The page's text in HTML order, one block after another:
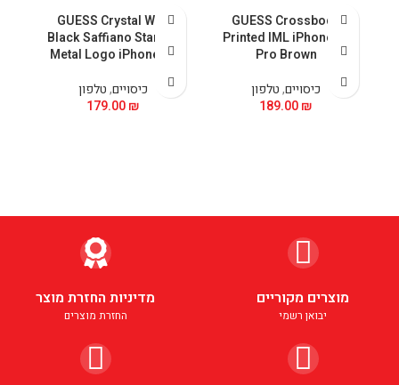
GUESS Crossbody
Printed IML iPhone 15
Pro Brown
כיסויים,טלפון
189.00₪
GUESS Crystal With
Black Saffiano Stand &
Metal Logo iPhone 15
כיסויים,טלפון
179.00₪
מוצרים מקוריים
יבואן רשמי
מדיניות החזרת מוצר
החזרת מוצרים